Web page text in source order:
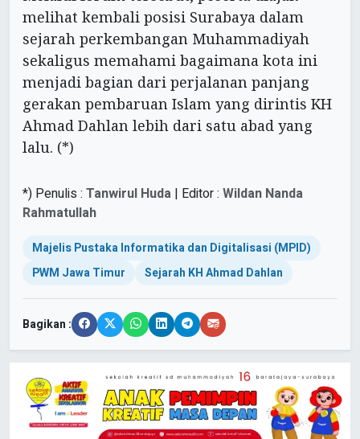
melihat kembali posisi Surabaya dalam
sejarah perkembangan Muhammadiyah
sekaligus memahami bagaimana kota ini
menjadi bagian dari perjalanan panjang
gerakan pembaruan Islam yang dirintis KH
Ahmad Dahlan lebih dari satu abad yang
lalu. (*)
*) Penulis : Tanwirul Huda | Editor : Wildan Nanda
Rahmatullah
Majelis Pustaka Informatika dan Digitalisasi (MPID)
PWM Jawa Timur
Sejarah KH Ahmad Dahlan
Bagikan :